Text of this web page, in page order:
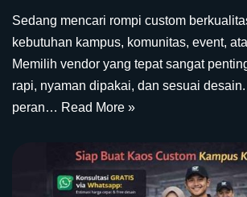
Sedang mencari rompi custom
kebutuhan kampus, komunitas, event,
Memilih vendor yang tepat sangat
rapi, nyaman dipakai, dan sesuai
peran… Read More »